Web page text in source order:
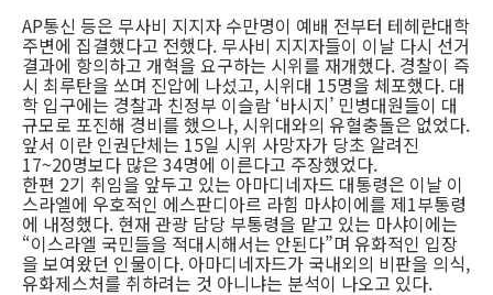
AP통신 등은 무사비 지지자 수만명이 예배 전부터 테헤란대학
주변에 집결했다고 전했다. 무사비 지지자들이 이날 다시 선거
결과에 항의하고 개혁을 요구하는 시위를 재개했다. 경찰이 즉
시 최루탄을 쏘며 진압에 나섰고, 시위대 15명을 체포했다. 대
학 입구에는 경찰과 친정부 이슬람 ‘바시지’ 민병대원들이 대
규모로 포진해 경비를 했으나, 시위대와의 유혈충돌은 없었다.
앞서 이란 인권단체는 15일 시위 사망자가 당초 알려진
17~20명보다 많은 34명에 이른다고 주장했었다.
한편 2기 취임을 앞두고 있는 아마디네자드 대통령은 이날 이
스라엘에 우호적인 에스판디아르 라힘 마샤이에를 제1부통령
에 내정했다. 현재 관광 담당 부통령을 맡고 있는 마샤이에는
“이스라엘 국민들을 적대시해서는 안된다”며 유화적인 입장
을 보여왔던 인물이다. 아마디네자드가 국내외의 비판을 의식,
유화제스처를 취하려는 것 아니냐는 분석이 나오고 있다.